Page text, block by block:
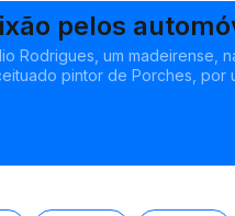
pelos
Rodrigues, um madeirense,
pintor de Porches, por